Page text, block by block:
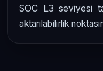
SOC L3 seviyesi
aktarilabilirlik